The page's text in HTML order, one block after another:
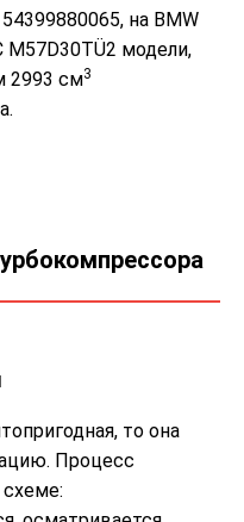
на BMW
модели,
2993 см3
то она
Процесс